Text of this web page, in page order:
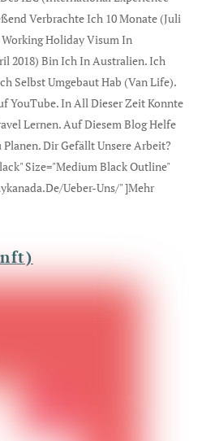
Verbrachte Ich 10 Monate (Juli
Holiday Visum In
2018) Bin Ich In Australien. Ich
Selbst Umgebaut Hab (Van Life).
YouTube. In All Dieser Zeit Konnte
Lernen. Auf Diesem Blog Helfe
Dir Gefällt Unsere Arbeit?
Size="medium Black Outline"
ueber-Uns/" ]Mehr